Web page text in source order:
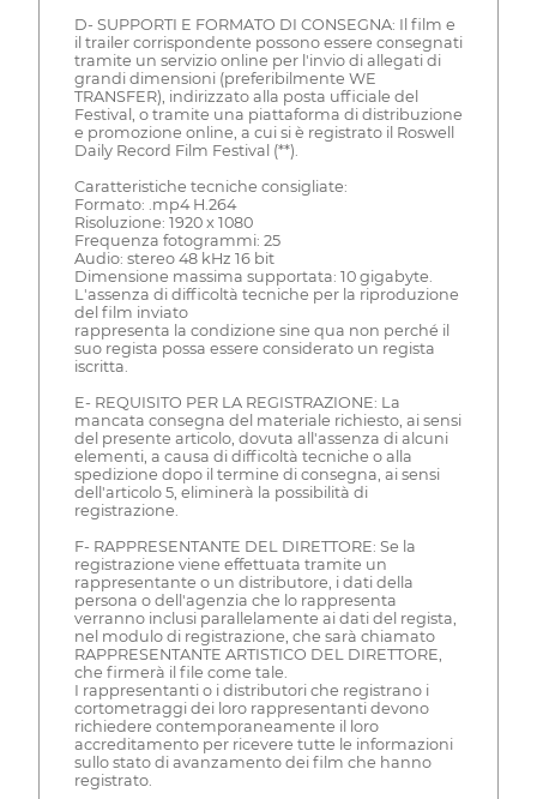
D- SUPPORTI E FORMATO DI CONSEGNA: Il film e
il trailer corrispondente possono essere consegnati
tramite un servizio online per l'invio di allegati di
grandi dimensioni (preferibilmente WE
TRANSFER), indirizzato alla posta ufficiale del
Festival, o tramite una piattaforma di distribuzione
e promozione online, a cui si è registrato il Roswell
Daily Record Film Festival (**).
Caratteristiche tecniche consigliate:
Formato: .mp4 H.264
Risoluzione: 1920 x 1080
Frequenza fotogrammi: 25
Audio: stereo 48 kHz 16 bit
Dimensione massima supportata: 10 gigabyte.
L'assenza di difficoltà tecniche per la riproduzione
del film inviato
rappresenta la condizione sine qua non perché il
suo regista possa essere considerato un regista
iscritta.
E- REQUISITO PER LA REGISTRAZIONE: La
mancata consegna del materiale richiesto, ai sensi
del presente articolo, dovuta all'assenza di alcuni
elementi, a causa di difficoltà tecniche o alla
spedizione dopo il termine di consegna, ai sensi
dell'articolo 5, eliminerà la possibilità di
registrazione.
F- RAPPRESENTANTE DEL DIRETTORE: Se la
registrazione viene effettuata tramite un
rappresentante o un distributore, i dati della
persona o dell'agenzia che lo rappresenta
verranno inclusi parallelamente ai dati del regista,
nel modulo di registrazione, che sarà chiamato
RAPPRESENTANTE ARTISTICO DEL DIRETTORE,
che firmerà il file come tale.
I rappresentanti o i distributori che registrano i
cortometraggi dei loro rappresentanti devono
richiedere contemporaneamente il loro
accreditamento per ricevere tutte le informazioni
sullo stato di avanzamento dei film che hanno
registrato.